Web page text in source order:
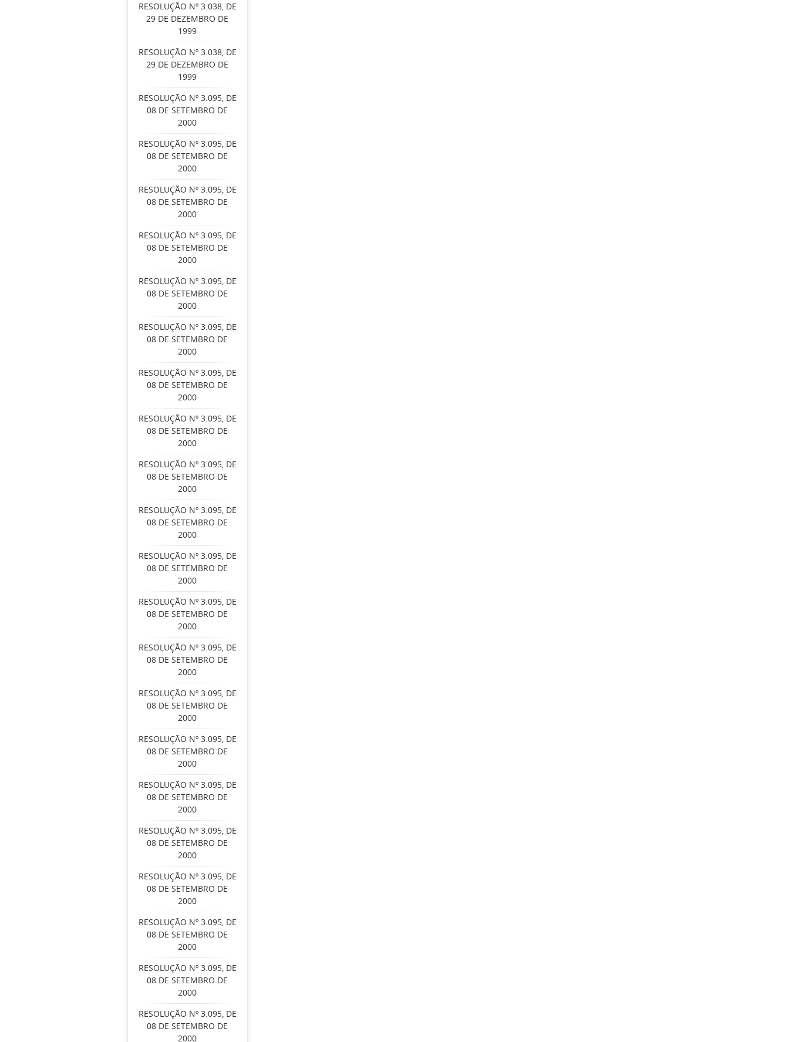
RESOLUÇÃO Nº 3.038, DE
29 DE DEZEMBRO DE
1999
RESOLUÇÃO Nº 3.038, DE
29 DE DEZEMBRO DE
1999
RESOLUÇÃO Nº 3.095, DE
08 DE SETEMBRO DE
2000
RESOLUÇÃO Nº 3.095, DE
08 DE SETEMBRO DE
2000
RESOLUÇÃO Nº 3.095, DE
08 DE SETEMBRO DE
2000
RESOLUÇÃO Nº 3.095, DE
08 DE SETEMBRO DE
2000
RESOLUÇÃO Nº 3.095, DE
08 DE SETEMBRO DE
2000
RESOLUÇÃO Nº 3.095, DE
08 DE SETEMBRO DE
2000
RESOLUÇÃO Nº 3.095, DE
08 DE SETEMBRO DE
2000
RESOLUÇÃO Nº 3.095, DE
08 DE SETEMBRO DE
2000
RESOLUÇÃO Nº 3.095, DE
08 DE SETEMBRO DE
2000
RESOLUÇÃO Nº 3.095, DE
08 DE SETEMBRO DE
2000
RESOLUÇÃO Nº 3.095, DE
08 DE SETEMBRO DE
2000
RESOLUÇÃO Nº 3.095, DE
08 DE SETEMBRO DE
2000
RESOLUÇÃO Nº 3.095, DE
08 DE SETEMBRO DE
2000
RESOLUÇÃO Nº 3.095, DE
08 DE SETEMBRO DE
2000
RESOLUÇÃO Nº 3.095, DE
08 DE SETEMBRO DE
2000
RESOLUÇÃO Nº 3.095, DE
08 DE SETEMBRO DE
2000
RESOLUÇÃO Nº 3.095, DE
08 DE SETEMBRO DE
2000
RESOLUÇÃO Nº 3.095, DE
08 DE SETEMBRO DE
2000
RESOLUÇÃO Nº 3.095, DE
08 DE SETEMBRO DE
2000
RESOLUÇÃO Nº 3.095, DE
08 DE SETEMBRO DE
2000
RESOLUÇÃO Nº 3.095, DE
08 DE SETEMBRO DE
2000